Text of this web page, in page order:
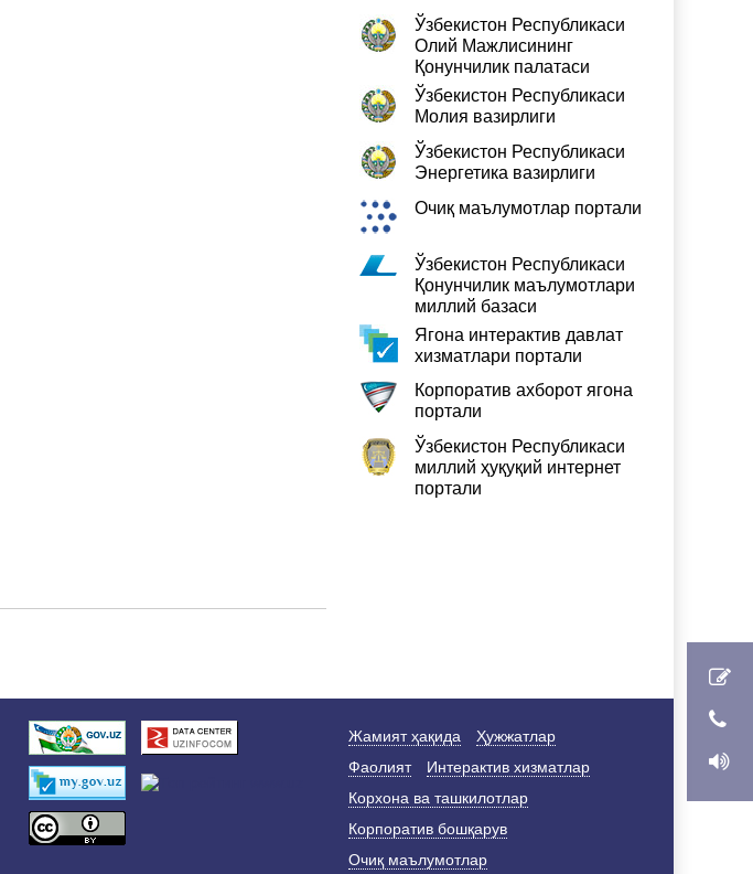
Ўзбекистон Республикаси
Олий Мажлисининг
Қонунчилик палатаси
Ўзбекистон Республикаси
Молия вазирлиги
Ўзбекистон Республикаси
Энергетика вазирлиги
Очиқ маълумотлар портали
Ўзбекистон Республикаси
Қонунчилик маълумотлари
миллий базаси
Ягона интерактив давлат
хизматлари портали
Корпоратив ахборот ягона
портали
Ўзбекистон Республикаси
миллий ҳуқуқий интернет
портали
Жамият ҳақида
Ҳужжатлар
Фаолият
Интерактив хизматлар
Корхона ва ташкилотлар
Корпоратив бошқарув
Очиқ маълумотлар